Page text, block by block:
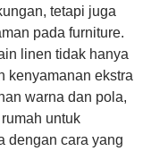
tetapi juga
pada furniture.
linen tidak hanya
kenyamanan ekstra
warna dan pola,
untuk
dengan cara yang